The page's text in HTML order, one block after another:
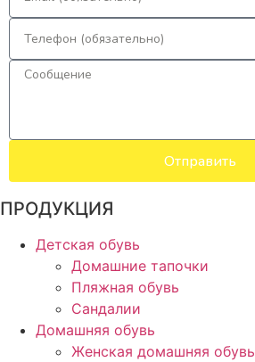
Отправить
ПРОДУКЦИЯ
Детская обувь
Домашние тапочки
Пляжная обувь
Сандалии
Домашняя обувь
Женская домашняя обувь